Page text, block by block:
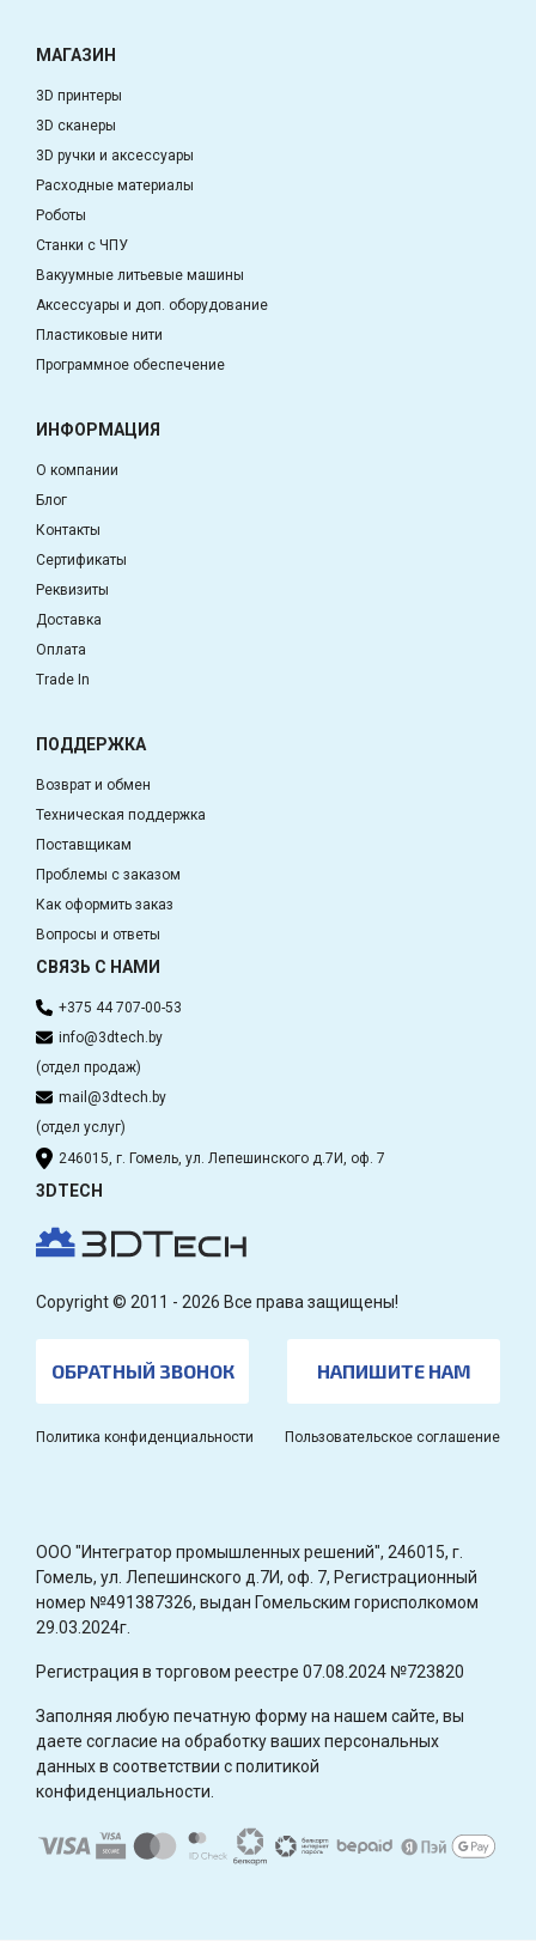
МАГАЗИН
3D принтеры
3D сканеры
3D ручки и аксессуары
Расходные материалы
Роботы
Станки с ЧПУ
Вакуумные литьевые машины
Аксессуары и доп. оборудование
Пластиковые нити
Программное обеспечение
ИНФОРМАЦИЯ
О компании
Блог
Контакты
Сертификаты
Реквизиты
Доставка
Оплата
Trade In
ПОДДЕРЖКА
Возврат и обмен
Техническая поддержка
Поставщикам
Проблемы с заказом
Как оформить заказ
Вопросы и ответы
СВЯЗЬ С НАМИ
+375 44 707-00-53
info@3dtech.by
(отдел продаж)
mail@3dtech.by
(отдел услуг)
246015, г. Гомель, ул. Лепешинского д.7И, оф. 7
3DTECH
Copyright © 2011 - 2026 Все права защищены!
ОБРАТНЫЙ ЗВОНОК НАПИШИТЕ НАМ
Политика конфиденциальности Пользовательское соглашение
OOO "Интегратор промышленных решений", 246015, г.
Гомель, ул. Лепешинского д.7И, оф. 7, Регистрационный
номер №491387326, выдан Гомельским горисполкомом
29.03.2024г.
Регистрация в торговом реестре 07.08.2024 №723820
Заполняя любую печатную форму на нашем сайте, вы
даете согласие на обработку ваших персональных
данных в соответствии с политикой
конфиденциальности.